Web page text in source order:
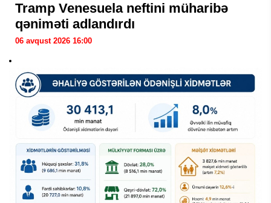
Tramp Venesuela neftini müharibə
qəniməti adlandırdı
06 avqust 2026 16:00